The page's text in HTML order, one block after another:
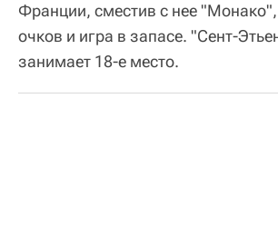
Франции, сместив с нее "Монако",
очков и игра в запасе. "Сент-
занимает 18-е место.